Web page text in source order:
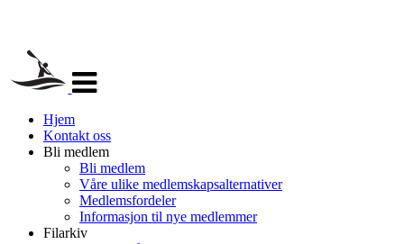
navigasjon
Hjem
Kontakt oss
Bli medlem
Bli medlem
Våre ulike medlemskapsalternativer
Medlemsfordeler
Informasjon til nye medlemmer
Filarkiv